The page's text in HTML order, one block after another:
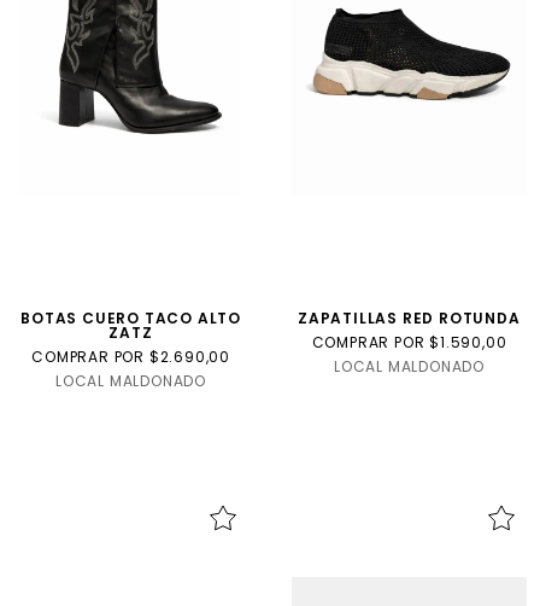
BOTAS CUERO TACO ALTO
ZATZ
COMPRAR POR $2.690,00
LOCAL MALDONADO
ZAPATILLAS RED ROTUNDA
COMPRAR POR $1.590,00
LOCAL MALDONADO